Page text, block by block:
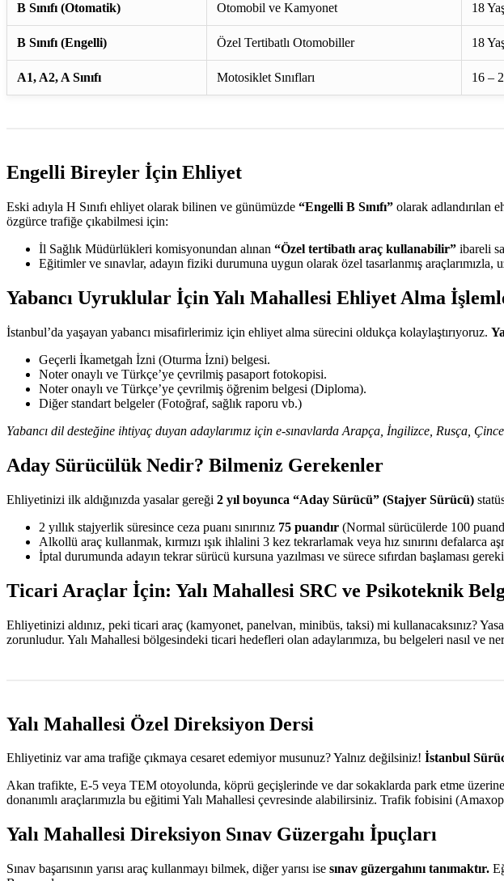
B Sınıfı (Otomatik) Otomobil ve Kamyonet 18
B Sınıfı (Engelli) Özel Tertibatlı Otomobiller 18
A1, A2, A Sınıfı Motosiklet Sınıfları 16 –
Engelli Bireyler İçin Ehliyet
Eski adıyla H Sınıfı ehliyet olarak bilinen ve günümüzde “Engelli B Sınıfı” olarak adlandırılan
özgürce trafiğe çıkabilmesi için:
İl Sağlık Müdürlükleri komisyonundan alınan “Özel tertibatlı araç kullanabilir” ibareli
Eğitimler ve sınavlar, adayın fiziki durumuna uygun olarak özel tasarlanmış
Yabancı Uyruklular İçin Yalı Mahallesi Ehliyet Alma
İstanbul’da yaşayan yabancı misafirlerimiz için ehliyet alma sürecini oldukça kolaylaştırıyoruz.
Geçerli İkametgah İzni (Oturma İzni) belgesi.
Noter onaylı ve Türkçe’ye çevrilmiş pasaport fotokopisi.
Noter onaylı ve Türkçe’ye çevrilmiş öğrenim belgesi (Diploma).
Diğer standart belgeler (Fotoğraf, sağlık raporu vb.)
Yabancı dil desteğine ihtiyaç duyan adaylarımız için e-sınavlarda Arapça, İngilizce, Rusça,
Aday Sürücülük Nedir? Bilmeniz Gerekenler
Ehliyetinizi ilk aldığınızda yasalar gereği 2 yıl boyunca “Aday Sürücü” (Stajyer Sürücü)
2 yıllık stajyerlik süresince ceza puanı sınırınız 75 puandır (Normal sürücülerde 100
Alkollü araç kullanmak, kırmızı ışık ihlalini 3 kez tekrarlamak veya hız sınırını defalarca
İptal durumunda adayın tekrar sürücü kursuna yazılması ve sürece sıfırdan başlaması
Ticari Araçlar İçin: Yalı Mahallesi SRC ve Psikoteknik
Ehliyetinizi aldınız, peki ticari araç (kamyonet, panelvan, minibüs, taksi) mi kullanacaksınız?
zorunludur. Yalı Mahallesi bölgesindeki ticari hedefleri olan adaylarımıza, bu belgeleri nasıl ve
Yalı Mahallesi Özel Direksiyon Dersi
Ehliyetiniz var ama trafiğe çıkmaya cesaret edemiyor musunuz? Yalnız değilsiniz! İstanbul
Akan trafikte, E-5 veya TEM otoyolunda, köprü geçişlerinde ve dar sokaklarda park etme
donanımlı araçlarımızla bu eğitimi Yalı Mahallesi çevresinde alabilirsiniz. Trafik fobisini
Yalı Mahallesi Direksiyon Sınav Güzergahı İpuçları
Sınav başarısının yarısı araç kullanmayı bilmek, diğer yarısı ise sınav güzergahını tanımaktır.